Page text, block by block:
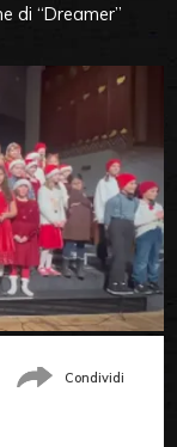
di “Dreamer”
Condividi